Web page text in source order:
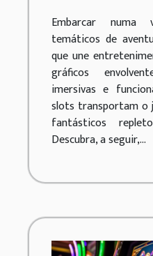
em slots
aventura
Embarcar numa
temáticos de
que une
gráficos
imersivas e
slots transportam o
fantásticos
Descubra, a seguir,...